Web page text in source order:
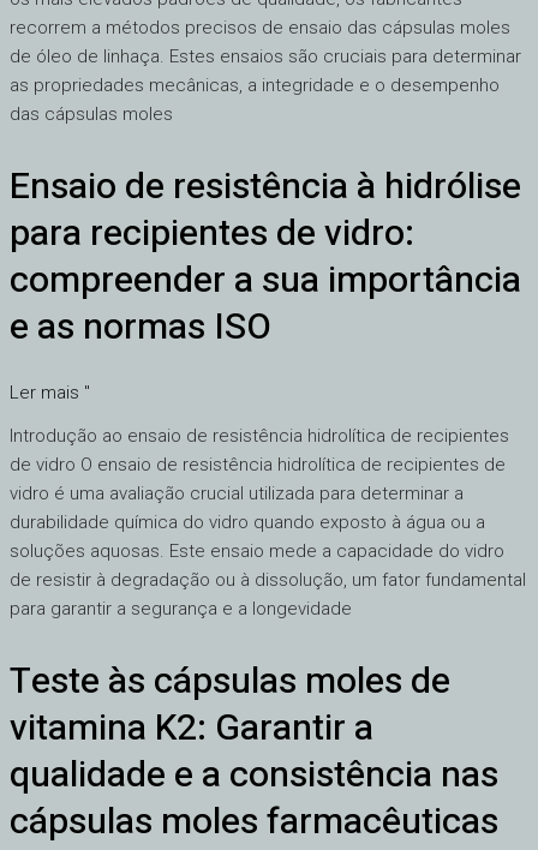
cápsulas
de
gelatina
mole
recorrem a métodos precisos de ensaio das cápsulas moles
de óleo de linhaça. Estes ensaios são cruciais para determinar
as propriedades mecânicas, a integridade e o desempenho
das cápsulas moles
Ensaio de resistência à hidrólise
para recipientes de vidro:
compreender a sua importância
e as normas ISO
Ensaio
resistência
hidrólise
para
compreender
a
sua
importância
e
as
normas
Ler mais "
Introdução ao ensaio de resistência hidrolítica de recipientes
de vidro O ensaio de resistência hidrolítica de recipientes de
vidro é uma avaliação crucial utilizada para determinar a
durabilidade química do vidro quando exposto à água ou a
soluções aquosas. Este ensaio mede a capacidade do vidro
de resistir à degradação ou à dissolução, um fator fundamental
para garantir a segurança e a longevidade
Teste às cápsulas moles de
vitamina K2: Garantir a
qualidade e a consistência nas
cápsulas moles farmacêuticas
Teste
cápsulas
de
vitamina